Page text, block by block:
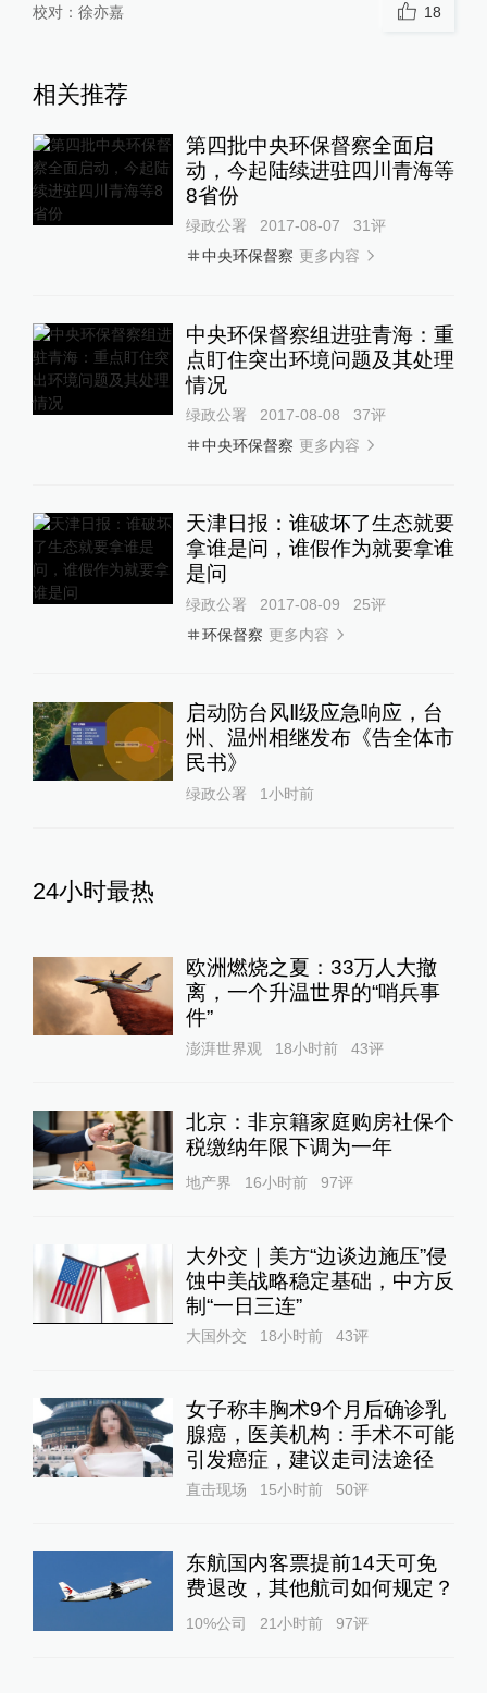
校对： 徐亦嘉 18
相关推荐
第四批中央环保督察全面启
动，今起陆续进驻四川青海等
8省份
绿政公署 2017-08-07 31评
中央环保督察 更多内容
中央环保督察组进驻青海：重
点盯住突出环境问题及其处理
情况
绿政公署 2017-08-08 37评
中央环保督察 更多内容
天津日报：谁破坏了生态就要
拿谁是问，谁假作为就要拿谁
是问
绿政公署 2017-08-09 25评
环保督察 更多内容
启动防台风Ⅱ级应急响应，台
州、温州相继发布《告全体市
民书》
绿政公署 1小时前
24小时最热
欧洲燃烧之夏：33万人大撤
离，一个升温世界的“哨兵事
件”
澎湃世界观 18小时前 43评
北京：非京籍家庭购房社保个
税缴纳年限下调为一年
地产界 16小时前 97评
大外交｜美方“边谈边施压”侵
蚀中美战略稳定基础，中方反
制“一日三连”
大国外交 18小时前 43评
女子称丰胸术9个月后确诊乳
腺癌，医美机构：手术不可能
引发癌症，建议走司法途径
直击现场 15小时前 50评
东航国内客票提前14天可免
费退改，其他航司如何规定？
10%公司 21小时前 97评